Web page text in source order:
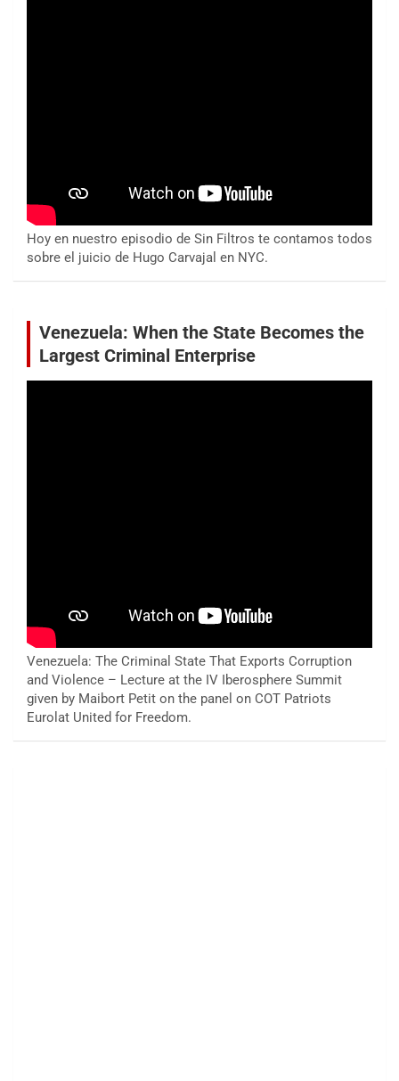
Hoy en nuestro episodio de Sin Filtros te contamos todos
sobre el juicio de Hugo Carvajal en NYC.
Venezuela: When the State Becomes the
Largest Criminal Enterprise
Venezuela: The Criminal State That Exports Corruption
and Violence – Lecture at the IV Iberosphere Summit
given by Maibort Petit on the panel on COT Patriots
Eurolat United for Freedom.